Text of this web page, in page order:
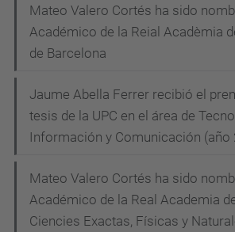
Mateo Valero Cortés ha sido
Académico de la Reial Acadèmia
de Barcelona
Jaume Abella Ferrer recibió el
tesis de la UPC en el área de
Información y Comunicación (año
Mateo Valero Cortés ha sido
Académico de la Real Academia
Ciencies Exactas, Físicas y